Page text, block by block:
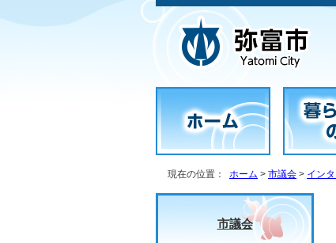
現在の位置： ホーム > 市議会 > イン
市議会